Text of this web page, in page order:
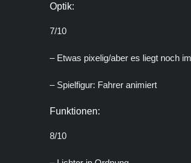
Optik:
7/10
– Etwas pixelig/aber es liegt noch
– Spielfigur: Fahrer animiert
Funktionen:
8/10